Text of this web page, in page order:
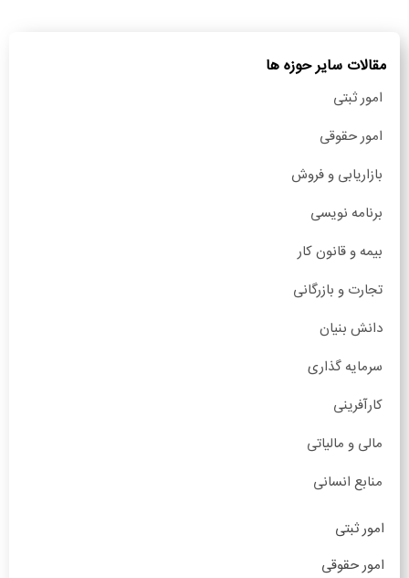
مقالات سایر حوزه ها
امور ثبتی
امور حقوقی
بازاریابی و فروش
برنامه نویسی
بیمه و قانون کار
تجارت و بازرگانی
دانش بنیان
سرمایه گذاری
کارآفرینی
مالی و مالیاتی
منابع انسانی
امور ثبتی
امور حقوقی